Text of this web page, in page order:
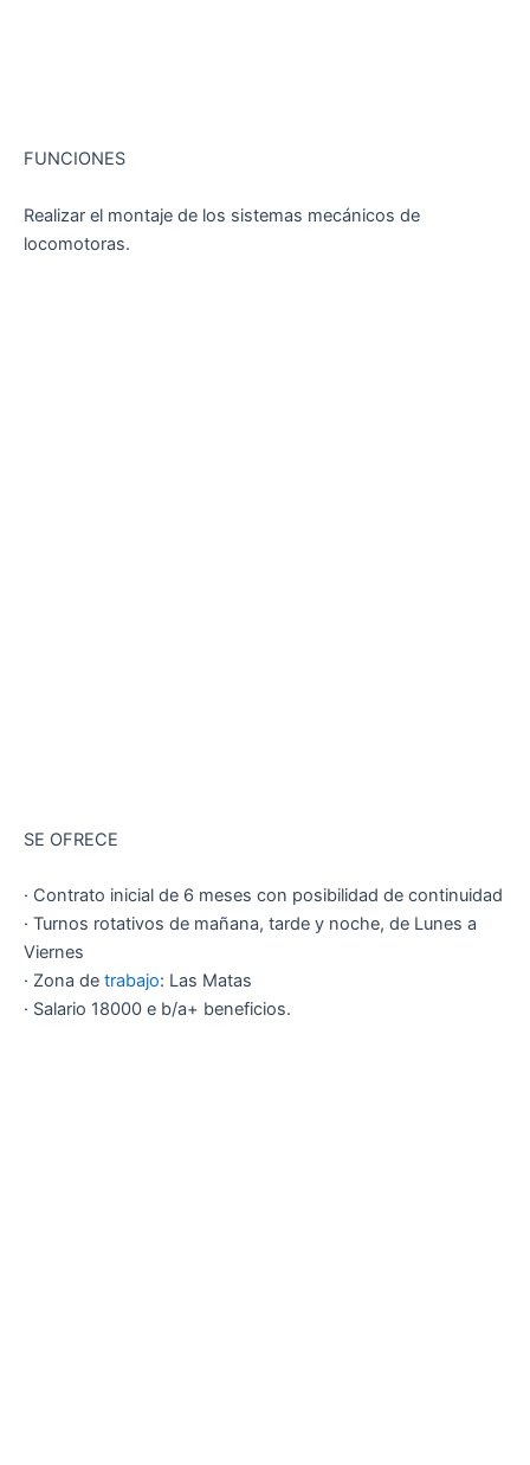
FUNCIONES
Realizar el montaje de los sistemas mecánicos de
locomotoras.
SE OFRECE
· Contrato inicial de 6 meses con posibilidad de continuidad
· Turnos rotativos de mañana, tarde y noche, de Lunes a
Viernes
· Zona de trabajo: Las Matas
· Salario 18000 e b/a+ beneficios.